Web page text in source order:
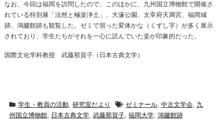
なお、今回は福岡を訪問したので、このほかに、九州国立博物館で開催さ
れている特別展「法然と極楽浄土」、大濠公園、太宰府天満宮、福岡城
跡、鴻臚館跡も観覧した。ゼミで習った変体かな（くずし字）が多く展示
されており、学生たちがそれを一心に読んでいた姿が印象的だった。
国際文化学科教授 武藤那賀子（日本古典文学）
学生・教員の活動, 研究室だより ゼミナール, 中古文学会, 九
州国立博物館, 日本古典文学, 武藤那賀子, 福岡大学, 鴻臚館跡